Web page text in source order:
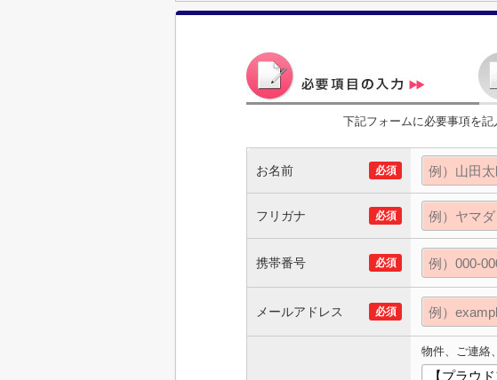
下記フォームに必要事項を
お名前 必須
フリガナ 必須
携帯番号 必須
メールアドレス 必須
物件、ご連絡